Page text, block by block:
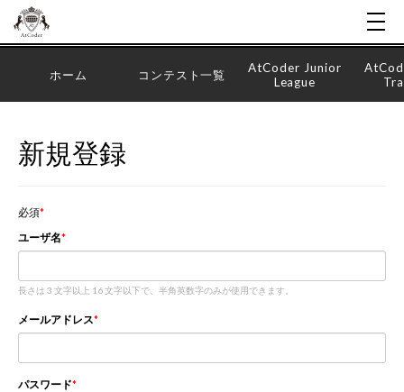
ホーム コンテスト一覧
AtCoder Junior
League
新規登録
必須
ユーザ名
長さは 3 文字以上 16 文字以下で、半角英数字のみが使用できます。
メールアドレス
パスワード